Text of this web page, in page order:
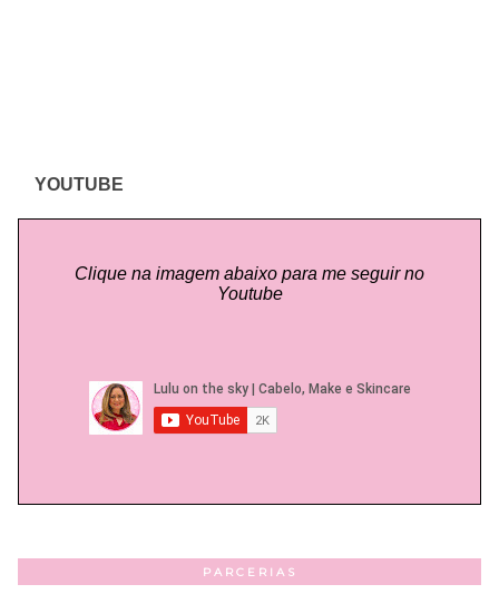
YOUTUBE
Clique na imagem abaixo para me seguir no
Youtube
PARCERIAS